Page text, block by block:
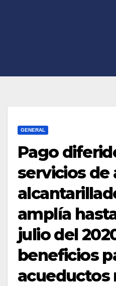
GENERAL
Pago
servicios de
amplía
julio del
beneficios
acueductos